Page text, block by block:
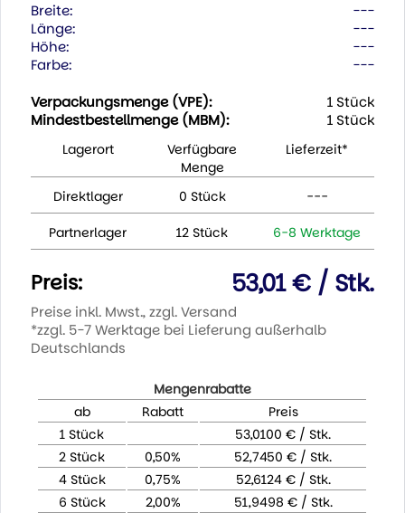
Breite:
---
Länge:
---
Höhe:
---
Farbe:
---
Verpackungsmenge (VPE):
1 Stück
Mindestbestellmenge (MBM):
1 Stück
Lagerort
Verfügbare
Menge
Lieferzeit*
Direktlager 0 Stück ---
Partnerlager 12 Stück 6-8 Werktage
Preis: 53,01 € / Stk.
Preise inkl. Mwst., zzgl. Versand
*zzgl. 5-7 Werktage bei Lieferung außerhalb
Deutschlands
Mengenrabatte
ab
Rabatt
Preis
1 Stück
53,0100 € / Stk.
2 Stück
0,50%
52,7450 € / Stk.
4 Stück
0,75%
52,6124 € / Stk.
6 Stück
2,00%
51,9498 € / Stk.